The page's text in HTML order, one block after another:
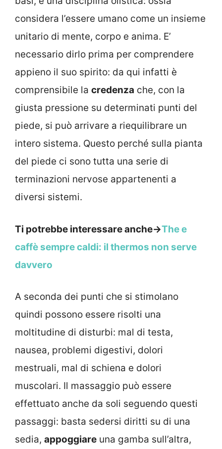
considera l’essere umano come un insieme
unitario di mente, corpo e anima. E’
necessario dirlo prima per comprendere
appieno il suo spirito: da qui infatti è
comprensibile la credenza che, con la
giusta pressione su determinati punti del
piede, si può arrivare a riequilibrare un
intero sistema. Questo perché sulla pianta
del piede ci sono tutta una serie di
terminazioni nervose appartenenti a
diversi sistemi.
Ti potrebbe interessare anche->The e
caffè sempre caldi: il thermos non serve
davvero
A seconda dei punti che si stimolano
quindi possono essere risolti una
moltitudine di disturbi: mal di testa,
nausea, problemi digestivi, dolori
mestruali, mal di schiena e dolori
muscolari. Il massaggio può essere
effettuato anche da soli seguendo questi
passaggi: basta sedersi diritti su di una
sedia, appoggiare una gamba sull’altra,